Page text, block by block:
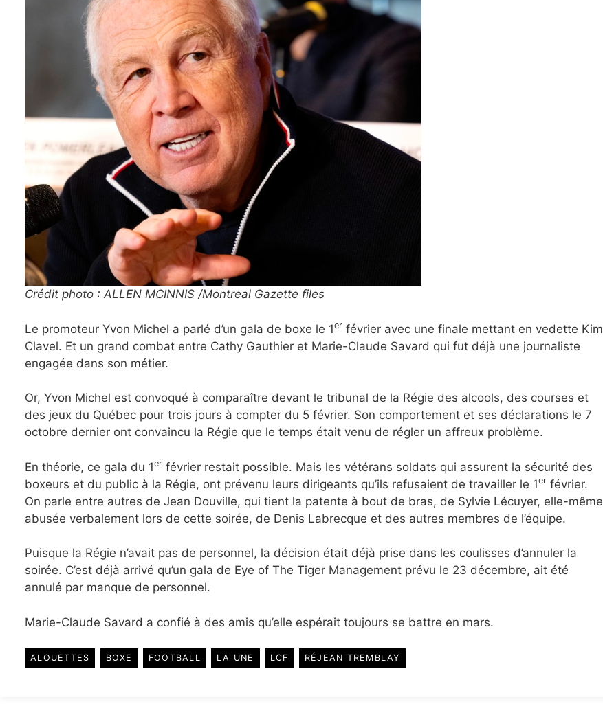
Crédit photo : ALLEN MCINNIS /Montreal Gazette files
Le promoteur Yvon Michel a parlé d’un gala de boxe le 1er février avec une finale mettant en vedette Kim
Clavel. Et un grand combat entre Cathy Gauthier et Marie-Claude Savard qui fut déjà une journaliste
engagée dans son métier.
Or, Yvon Michel est convoqué à comparaître devant le tribunal de la Régie des alcools, des courses et
des jeux du Québec pour trois jours à compter du 5 février. Son comportement et ses déclarations le 7
octobre dernier ont convaincu la Régie que le temps était venu de régler un affreux problème.
En théorie, ce gala du 1er février restait possible. Mais les vétérans soldats qui assurent la sécurité des
boxeurs et du public à la Régie, ont prévenu leurs dirigeants qu’ils refusaient de travailler le 1er février.
On parle entre autres de Jean Douville, qui tient la patente à bout de bras, de Sylvie Lécuyer, elle-même
abusée verbalement lors de cette soirée, de Denis Labrecque et des autres membres de l’équipe.
Puisque la Régie n’avait pas de personnel, la décision était déjà prise dans les coulisses d’annuler la
soirée. C’est déjà arrivé qu’un gala de Eye of The Tiger Management prévu le 23 décembre, ait été
annulé par manque de personnel.
Marie-Claude Savard a confié à des amis qu’elle espérait toujours se battre en mars.
ALOUETTES BOXE FOOTBALL LA UNE LCF RÉJEAN TREMBLAY